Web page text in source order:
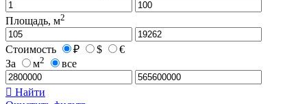
Площадь, м2
Стоимость ₽ $
€
За
м2 все
 Найти